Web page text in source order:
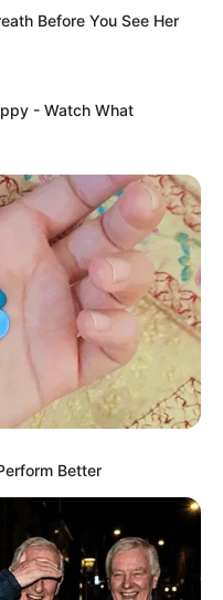
4 ก.ย. 2022
ดวงรายวัน 2 กันยายน 2565
2 ก.ย. 2022
ดวงรายวัน 1 กันยายน 2565
1 ก.ย. 2022
ดวงรายวัน 31 สิงหาคม 2565
31 ส.ค. 2022
Before You See Her
- Watch What
Better